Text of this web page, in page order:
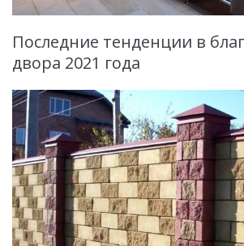
Последние тенденции в
двора 2021 года